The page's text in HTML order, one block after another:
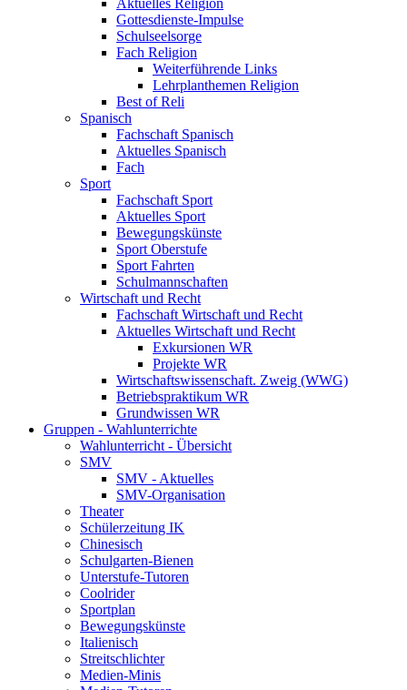
Gottesdienste-Impulse
Schulseelsorge
Fach Religion
Weiterführende Links
Lehrplanthemen Religion
Best of Reli
Spanisch
Fachschaft Spanisch
Aktuelles Spanisch
Fach
Sport
Fachschaft Sport
Aktuelles Sport
Bewegungskünste
Sport Oberstufe
Sport Fahrten
Schulmannschaften
Wirtschaft und Recht
Fachschaft Wirtschaft und Recht
Aktuelles Wirtschaft und Recht
Exkursionen WR
Projekte WR
Wirtschaftswissenschaft. Zweig (WWG)
Betriebspraktikum WR
Grundwissen WR
Gruppen - Wahlunterrichte
Wahlunterricht - Übersicht
SMV
SMV - Aktuelles
SMV-Organisation
Theater
Schülerzeitung IK
Chinesisch
Schulgarten-Bienen
Unterstufe-Tutoren
Coolrider
Sportplan
Bewegungskünste
Italienisch
Streitschlichter
Medien-Minis